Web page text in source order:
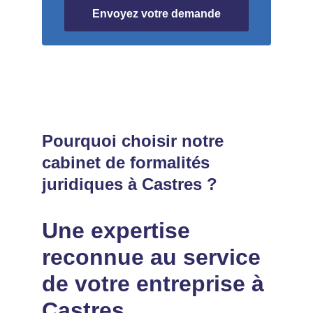
Envoyez votre demande
Pourquoi choisir notre
cabinet de formalités
juridiques à Castres ?
Une expertise
reconnue au service
de votre entreprise à